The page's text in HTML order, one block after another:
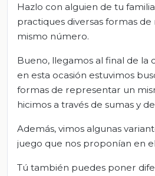
Hazlo con alguien de tu
practiques diversas formas
mismo número.
Bueno, llegamos al final de la
en esta ocasión estuvimos
formas de representar un
hicimos a través de sumas y
Además, vimos algunas
juego que nos proponían en
Tú también puedes poner